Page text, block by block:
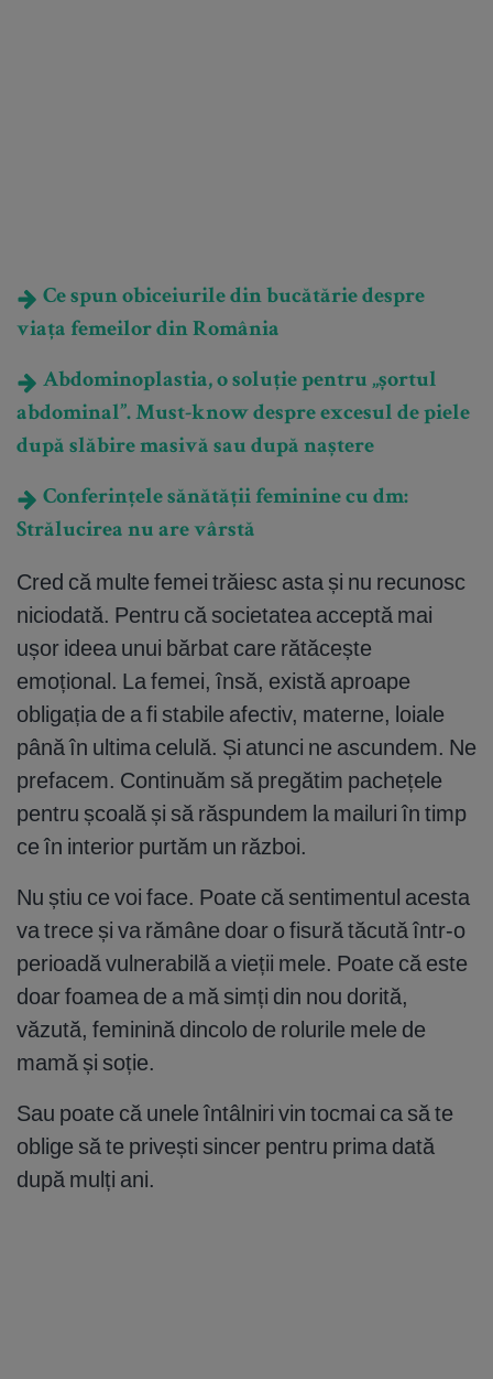
Ce spun obiceiurile din bucătărie despre
viața femeilor din România
Abdominoplastia, o soluție pentru „șortul
abdominal”. Must-know despre excesul de piele
după slăbire masivă sau după naștere
Conferințele sănătății feminine cu dm:
Strălucirea nu are vârstă
Cred că multe femei trăiesc asta și nu recunosc
niciodată. Pentru că societatea acceptă mai
ușor ideea unui bărbat care rătăcește
emoțional. La femei, însă, există aproape
obligația de a fi stabile afectiv, materne, loiale
până în ultima celulă. Și atunci ne ascundem. Ne
prefacem. Continuăm să pregătim pachețele
pentru școală și să răspundem la mailuri în timp
ce în interior purtăm un război.
Nu știu ce voi face. Poate că sentimentul acesta
va trece și va rămâne doar o fisură tăcută într-o
perioadă vulnerabilă a vieții mele. Poate că este
doar foamea de a mă simți din nou dorită,
văzută, feminină dincolo de rolurile mele de
mamă și soție.
Sau poate că unele întâlniri vin tocmai ca să te
oblige să te privești sincer pentru prima dată
după mulți ani.